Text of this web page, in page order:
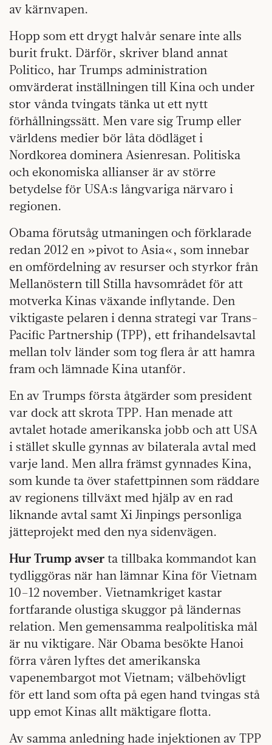
av kärnvapen.
Hopp som ett drygt halvår senare inte alls
burit frukt. Därför, skriver bland annat
Politico, har Trumps administration
omvärderat inställningen till Kina och under
stor vånda tvingats tänka ut ett nytt
förhållningssätt. Men vare sig Trump eller
världens medier bör låta dödläget i
Nordkorea dominera Asien­resan. Politiska
och ekonomiska allianser är av större
betydelse för USA:s långvariga närvaro i
regionen.
Obama förutsåg utmaningen och förklarade
redan 2012 en »pivot to Asia«, som innebar
en omfördelning av resurser och styrkor från
Mellanöstern till Stilla havsområdet för att
motverka Kinas växande inflytande. Den
viktigaste pelaren i denna strategi var Trans-
Pacific Partnership (TPP), ett frihandelsavtal
mellan tolv länder som tog flera år att hamra
fram och lämnade Kina utanför.
En av Trumps första åtgärder som president
var dock att skrota TPP. Han menade att
avtalet hotade amerikanska jobb och att USA
i stället skulle gynnas av bilaterala avtal med
varje land. Men allra främst gynnades Kina,
som kunde ta över stafettpinnen som räddare
av regionens tillväxt med hjälp av en rad
liknande avtal samt Xi Jinpings personliga
jätteprojekt med den nya sidenvägen.
Hur Trump avser ta tillbaka kommandot kan
tydliggöras när han lämnar Kina för Vietnam
10–12 november. Vietnamkriget kastar
fortfarande olustiga skuggor på ländernas
relation. Men gemensamma realpolitiska mål
är nu viktigare. När Obama besökte Hanoi
förra våren lyftes det amerikanska
vapenembargot mot Vietnam; välbehövligt
för ett land som ofta på egen hand tvingas stå
upp emot Kinas allt mäktigare flotta.
Av samma anledning hade injektionen av TPP